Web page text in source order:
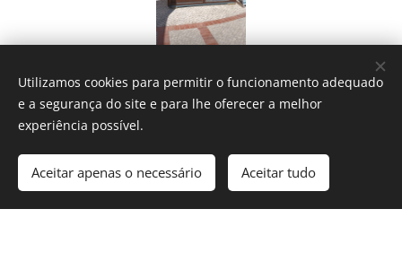
R. Cmte. Francisco Manuel, 8000-138 Faro
Fromhereboats@gmail.com
TELEFONE
Utilizamos cookies para permitir o funcionamento adequado
e a segurança do site e para lhe oferecer a melhor
experiência possível.
Aceitar apenas o necessário Aceitar tudo